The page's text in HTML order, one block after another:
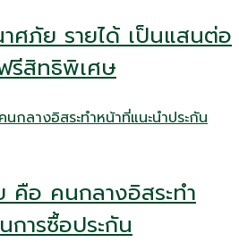
ศภัย รายได้ เป็นแสนต่อ
รีสิทธิพิเศษ
คือ คนกลางอิสระทำ
การซื้อประกัน